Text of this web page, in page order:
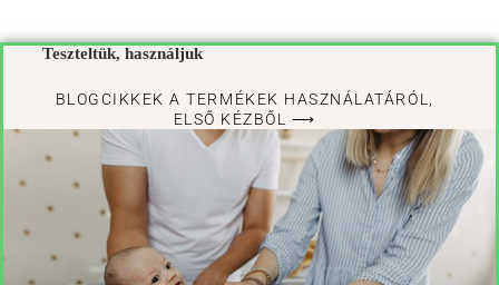
Teszteltük, használjuk
BLOGCIKKEK A TERMÉKEK HASZNÁLATÁRÓL,
ELSŐ KÉZBŐL ⟶